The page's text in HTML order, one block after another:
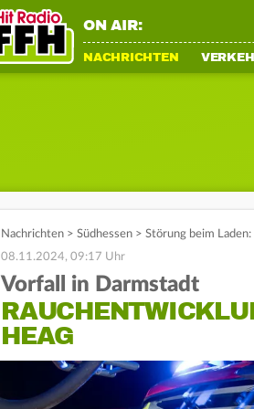
ON AIR:
NACHRICHTEN
Nachrichten > Südhessen > Störung beim
08.11.2024, 09:17 Uhr
Vorfall in Darmstadt
HEAG